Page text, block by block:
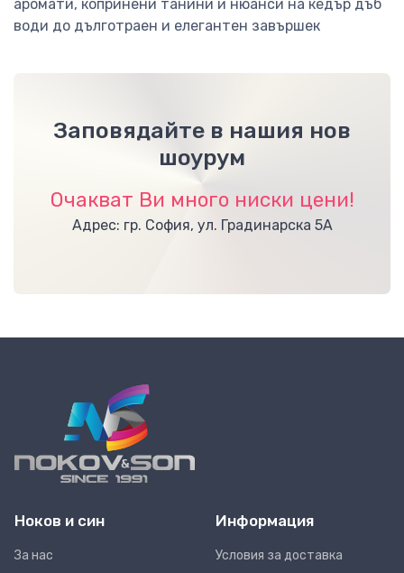
аромати, копринени танини и нюанси на кедър дъб
води до дълготраен и елегантен завършек
Заповядайте в нашия нов
шоурум
Очакват Ви много ниски цени!
Адрес: гр. София, ул. Градинарска 5А
Ноков и син
За нас
Информация
Условия за доставка